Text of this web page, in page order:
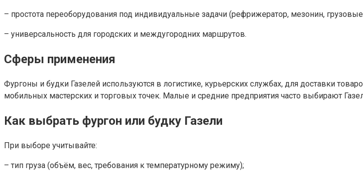
– простота переоборудования под индивидуальные задачи (рефрижератор, мезонин,
– универсальность для городских и междугородних маршрутов.
Сферы применения
Фургоны и будки Газелей используются в логистике, курьерских службах, для доставки
мобильных мастерских и торговых точек. Малые и средние предприятия часто выбирают
Как выбрать фургон или будку Газели
При выборе учитывайте:
– тип груза (объём, вес, требования к температурному режиму);